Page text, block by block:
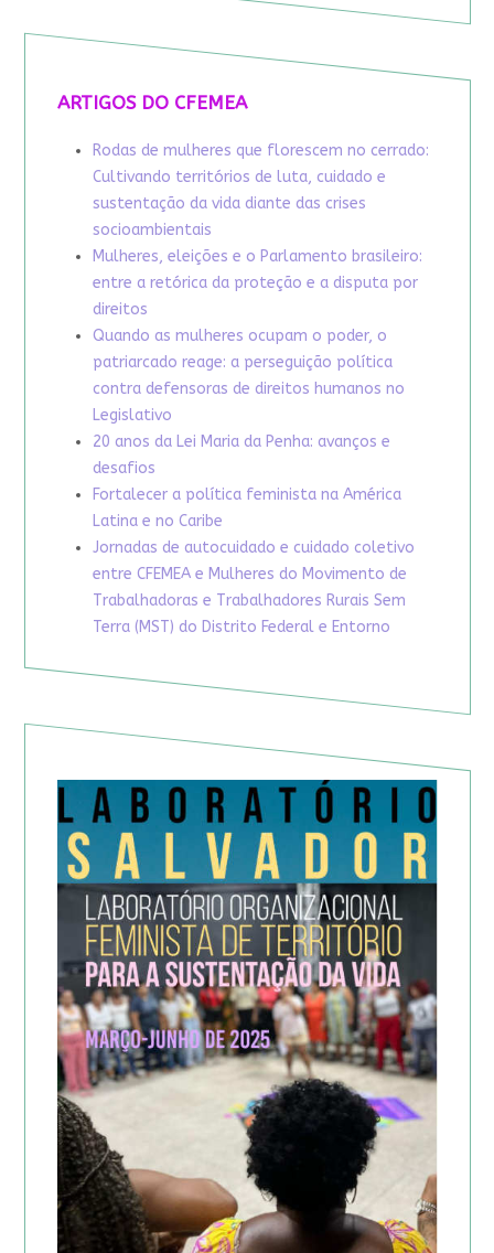
ARTIGOS DO CFEMEA
Rodas de mulheres que florescem no cerrado:
Cultivando territórios de luta, cuidado e
sustentação da vida diante das crises
socioambientais
Mulheres, eleições e o Parlamento brasileiro:
entre a retórica da proteção e a disputa por
direitos
Quando as mulheres ocupam o poder, o
patriarcado reage: a perseguição política
contra defensoras de direitos humanos no
Legislativo
20 anos da Lei Maria da Penha: avanços e
desafios
Fortalecer a política feminista na América
Latina e no Caribe
Jornadas de autocuidado e cuidado coletivo
entre CFEMEA e Mulheres do Movimento de
Trabalhadoras e Trabalhadores Rurais Sem
Terra (MST) do Distrito Federal e Entorno